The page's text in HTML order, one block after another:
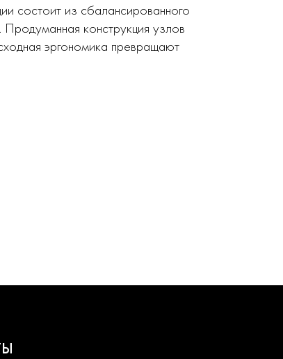
состоит из сбалансированного
конструкция узлов
эргономика превращают